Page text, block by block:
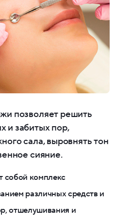
позволяет решить
и забитых пор,
сала, выровнять тон
сияние.
собой комплекс
различных средств и
отшелушивания и